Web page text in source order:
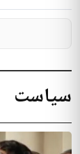
سیاست